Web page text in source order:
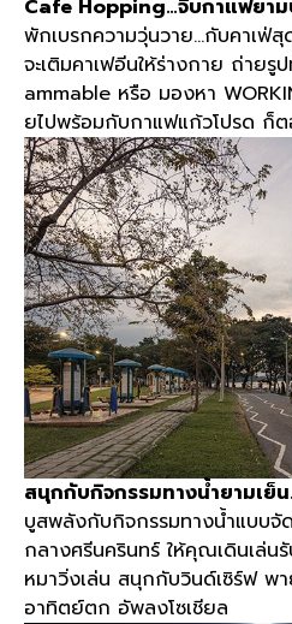
Cafe Hopping…จิบกาแฟยา
พักเบรกความวุ่นวาย…กับคาเฟ่สุ
จะเติมคาเฟอีนให้ร่างกาย ถ่ายรู
ammable หรือ มองหา
ยไปพร้อมกับกาแฟแก้วโปรด ก็
สนุกกับกิจกรรมทางน้ำยามเย็น
บูสพลังกับกิจกรรมทางน้ำแบบจั
กลางศรีนครินทร์ ให้คุณเดินเล่น
หมาวิ่งเล่น สนุกกับวินด์เซิร์ฟ พ
อาทิตย์ตก อัพลงโซเชียล